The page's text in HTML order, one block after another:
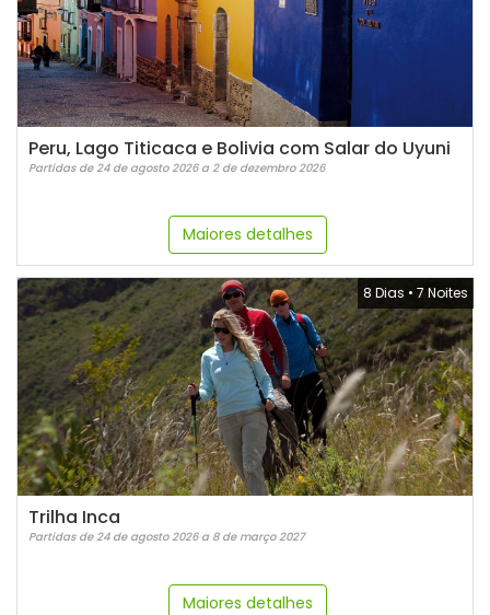
Peru, Lago Titicaca e Bolivia com Salar do Uyuni
Partidas de 24 de agosto 2026 a 2 de dezembro 2026
Maiores detalhes
8 Dias • 7 Noites
Trilha Inca
Partidas de 24 de agosto 2026 a 8 de março 2027
Maiores detalhes